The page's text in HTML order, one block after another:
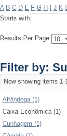
A B C D E F G H J K
Starts with
Results Per Page:
Filter by:
Now showing items 1-
Alfândega (1)
Caixa Econômica (1)
Cunhagem (1)